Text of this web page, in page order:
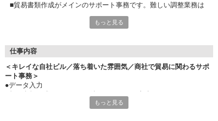
■貿易書類作成がメインのサポート事務です。難しい調整業務は
■同じ業務担当の女性が数名います
■ジブン時間もたっぷりキープ
もっと見る
仕事内容
＜キレイな自社ビル／落ち着いた雰囲気／商社で貿易に関わるサポ
ート事務＞
●データ入力
もっと見る